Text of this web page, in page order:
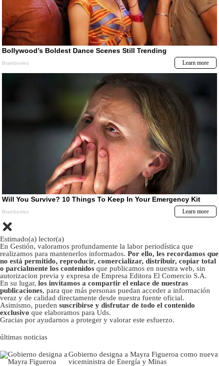
Estimado(a) lector(a)
En Gestión, valoramos profundamente la labor periodística que
realizamos para mantenerlos informados. Por ello, les recordamos que
no está permitido, reproducir, comercializar, distribuir, copiar total
o parcialmente los contenidos que publicamos en nuestra web, sin
autorizacion previa y expresa de Empresa Editora El Comercio S.A.
En su lugar, los invitamos a compartir el enlace de nuestras
publicaciones, para que más personas puedan acceder a información
veraz y de calidad directamente desde nuestra fuente oficial.
Asimismo, pueden suscribirse y disfrutar de todo el contenido
exclusivo que elaboramos para Uds.
Gracias por ayudarnos a proteger y valorar este esfuerzo.
últimas noticias
Gobierno designa a Mayra Figueroa como nueva
viceministra de Energía y Minas